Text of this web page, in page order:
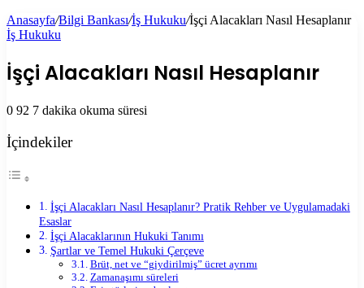
Anasayfa/Bilgi Bankası/İş Hukuku/İşçi Alacakları Nasıl Hesaplanır
İş Hukuku
İşçi Alacakları Nasıl Hesaplanır
0 92 7 dakika okuma süresi
İçindekiler
İşçi Alacakları Nasıl Hesaplanır? Pratik Rehber ve Uygulamadaki
Esaslar
İşçi Alacaklarının Hukuki Tanımı
Şartlar ve Temel Hukuki Çerçeve
Brüt, net ve “giydirilmiş” ücret ayrımı
Zamanaşımı süreleri